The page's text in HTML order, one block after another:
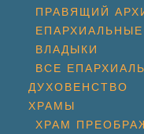
ПРАВЯЩИЙ
ВЛАДЫКИ
ВСЕ
ДУХОВЕНСТВО
ХРАМЫ
ХРАМ